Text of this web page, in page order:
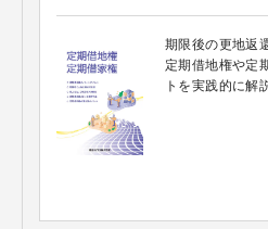
期限後の更地返
定期借地権や定
トを実践的に解